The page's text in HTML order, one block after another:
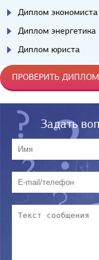
Диплом экономиста
Диплом энергетика
Диплом юриста
ПРОВЕРИТЬ
Задать